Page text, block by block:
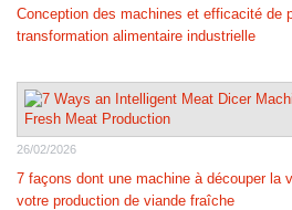
Conception des machines et efficacité de
transformation alimentaire industrielle
26/02/2026
7 façons dont une machine à découper la
votre production de viande fraîche